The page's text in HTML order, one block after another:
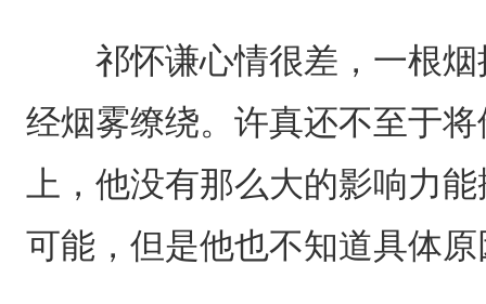
祁怀谦心情很差，一根烟
经烟雾缭绕。许真还不至于
上，他没有那么大的影响力
可能，但是他也不知道具体原